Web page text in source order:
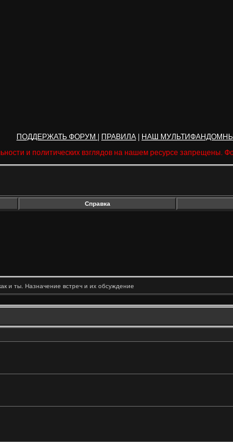
ПОДДЕРЖАТЬ ФОРУМ ПРАВИЛА
НАШ
и политических взглядов на нашем ресурсе
Справка
и ты. Назначение встреч и их обсуждение